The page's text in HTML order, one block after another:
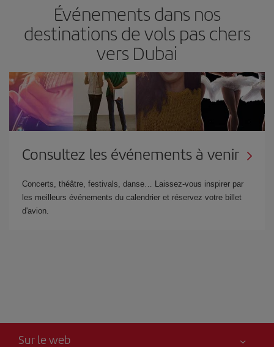
Événements dans nos
destinations de vols pas chers
vers Dubai
Consultez les événements à venir
Concerts, théâtre, festivals, danse… Laissez-vous inspirer par
les meilleurs événements du calendrier et réservez votre billet
d'avion.
Sur le web